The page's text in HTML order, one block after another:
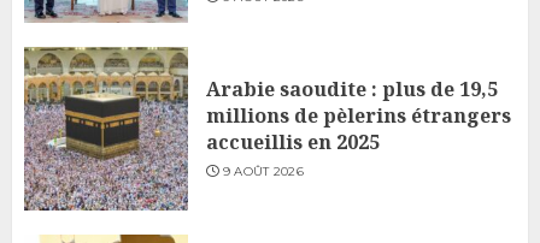
Arabie saoudite : plus de 19,5
millions de pèlerins étrangers
accueillis en 2025
9 AOÛT 2026